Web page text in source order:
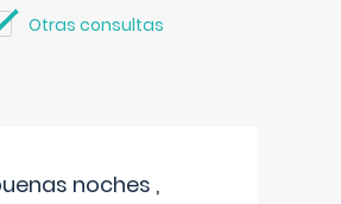
Otras consultas
noches ,